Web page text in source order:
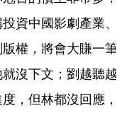
資中國影劇產業、
權，將會大賺一筆
沒下文；劉越聽越
，但林都沒回應，